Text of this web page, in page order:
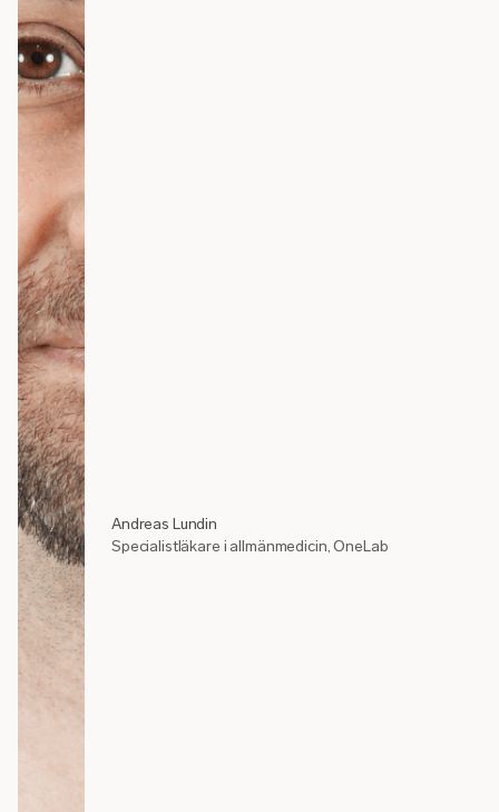
Andreas Lundin
Specialistläkare i allmänmedicin, OneLab